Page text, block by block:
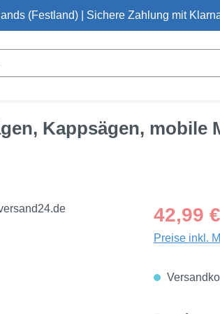
(Festland) | Sichere Zahlung mit
Kappsägen, mobile
Regulärer
42,99 €
Preise inkl.